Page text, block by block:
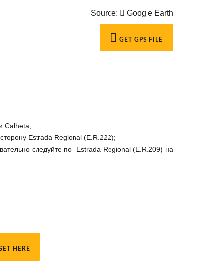
Source: Google Earth
GET GPS FILE
Calheta;
Estrada Regional (E.R.222);
следуйте по Estrada Regional (E.R.209) на
HERE